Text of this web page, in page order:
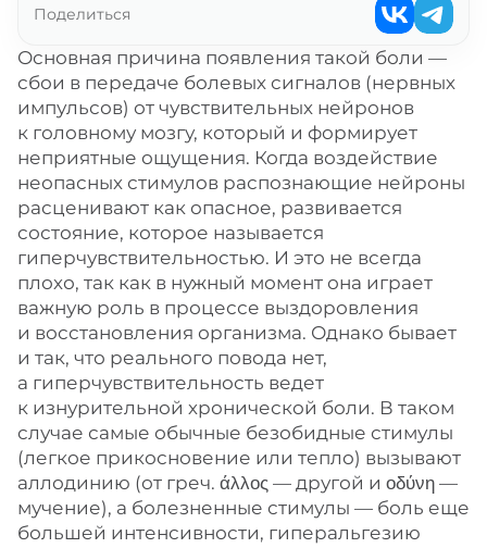
Основная причина появления такой боли —
сбои в передаче болевых сигналов (нервных
импульсов) от чувствительных нейронов
к головному мозгу, который и формирует
неприятные ощущения. Когда воздействие
неопасных стимулов распознающие нейроны
расценивают как опасное, развивается
состояние, которое называется
гиперчувствительностью. И это не всегда
плохо, так как в нужный момент она играет
важную роль в процессе выздоровления
и восстановления организма. Однако бывает
и так, что реального повода нет,
а гиперчувствительность ведет
к изнурительной хронической боли. В таком
случае самые обычные безобидные стимулы
(легкое прикосновение или тепло) вызывают
аллодинию (от греч. άλλος — другой и οδύνη —
мучение), а болезненные стимулы — боль еще
большей интенсивности, гиперальгезию
Поделиться